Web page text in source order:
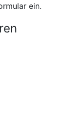
ein.